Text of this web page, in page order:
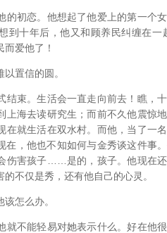
的初恋。他想起了他爱上的第一个
到十年后，他又和顾养民纠缠在
爱他了！
置信的圆。
结束。生活会一直走向前去！瞧，
上海去读研究生；而前不久他震惊
在就生活在双水村。而他，当了一
，他也不知如何与金秀谈这件事
伤害孩子……是的，孩子。他现在
不仅是秀，还有他自己的心灵。
怎么办。
就不能轻易对她表示什么。好在他